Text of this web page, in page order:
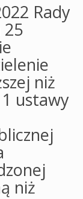
Rady
25
niż
ustawy
niż